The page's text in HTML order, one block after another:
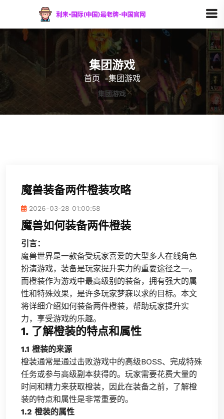
集团游戏
首页 -集团游戏
魔兽装备两件橙装攻略
2026-03-28 01:00:58
魔兽如何装备两件橙装
引言：
魔兽世界是一款备受玩家喜爱的大型多人在线角色
扮演游戏，装备是玩家提升实力的重要途径之一。
而橙装作为游戏中最高级别的装备，拥有强大的属
性和特殊效果，是许多玩家梦寐以求的目标。本文
将详细介绍如何装备两件橙装，帮助玩家提升实
力，享受游戏的乐趣。
1. 了解橙装的特点和属性
1.1 橙装的来源
橙装通常是通过击败游戏中的高级BOSS、完成特殊
任务或参与高级副本获得的。玩家需要花费大量的
时间和精力来获取橙装，因此在装备之前，了解橙
装的特点和属性是非常重要的。
1.2 橙装的属性